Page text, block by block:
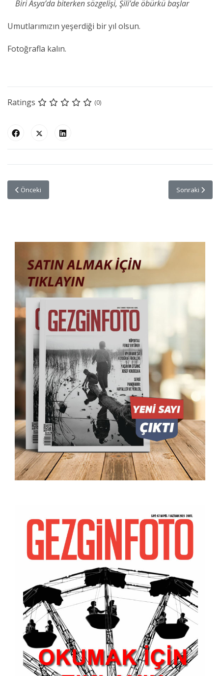
Biri Asya’da biterken sözgelişi, Şili’de öbürkü başlar
Umutlarımızın yeşerdiği bir yıl olsun.
Fotoğrafla kalın.
Ratings (0)
Önceki makale: Fujifilm SmallRig Türkiye Tek Yetkili Distribütörlüğünü
Önceki Sonraki
Sonraki